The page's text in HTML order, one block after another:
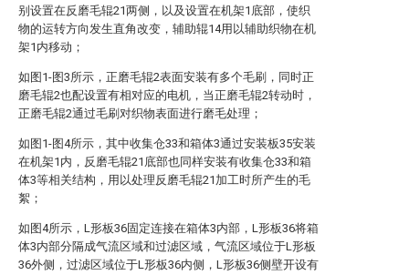
别设置在反磨毛辊21两侧，以及设置在机架1底部，使织
物的运转方向发生直角改变，辅助辊14用以辅助织物在机
架1内移动；
如图1-图3所示，正磨毛辊2表面安装有多个毛刷，同时正
磨毛辊2也配设置有相对应的电机，当正磨毛辊2转动时，
正磨毛辊2通过毛刷对织物表面进行磨毛处理；
如图1-图4所示，其中收集仓33和箱体3通过安装板35安装
在机架1内，反磨毛辊21底部也同样安装有收集仓33和箱
体3等相关结构，用以处理反磨毛辊21加工时所产生的毛
絮；
如图4所示，L形板36固定连接在箱体3内部，L形板36将箱
体3内部分隔成气流区域和过滤区域，气流区域位于L形板
36外侧，过滤区域位于L形板36内侧，L形板36侧壁开设有